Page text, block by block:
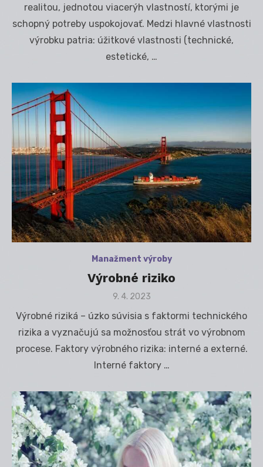
realitou, jednotou viacerýh vlastností, ktorými je
schopný potreby uspokojovať. Medzi hlavné vlastnosti
výrobku patria: úžitkové vlastnosti (technické,
estetické, …
Manažment výroby
Výrobné riziko
Posted
9. 4. 2023
Výrobné riziká – úzko súvisia s faktormi technického
rizika a vyznačujú sa možnosťou strát vo výrobnom
procese. Faktory výrobného rizika: interné a externé.
Interné faktory …